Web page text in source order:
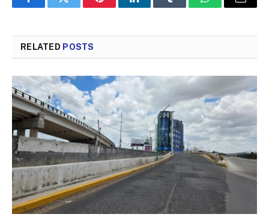
FacebookTwitter PinterestLinkedInTumblr WhatsAppEmail
RELATED POSTS